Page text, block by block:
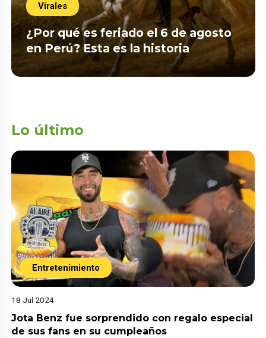
Virales
¿Por qué es feriado el 6 de agosto
en Perú? Esta es la historia
Lo último
Entretenimiento
18 Jul 2024
Jota Benz fue sorprendido con regalo especial
de sus fans en su cumpleaños